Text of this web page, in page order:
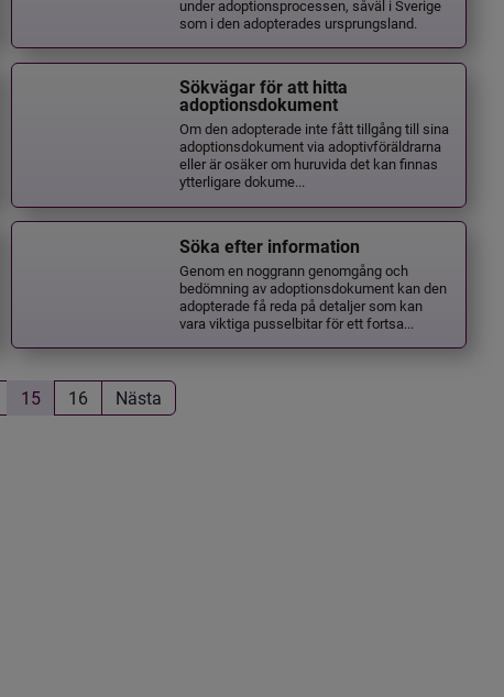
under adoptionsprocessen, såväl i Sverige
som i den adopterades ursprungsland.
Sökvägar för att hitta
adoptionsdokument
Om den adopterade inte fått tillgång till sina
adoptionsdokument via adoptivföräldrarna
eller är osäker om huruvida det kan finnas
ytterligare dokume...
Söka efter information
Genom en noggrann genomgång och
bedömning av adoptionsdokument kan den
adopterade få reda på detaljer som kan
vara viktiga pusselbitar för ett fortsa...
15 16 Nästa